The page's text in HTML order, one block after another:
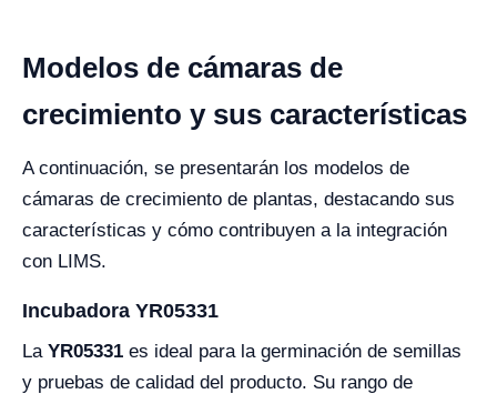
Modelos de cámaras de
crecimiento y sus características
A continuación, se presentarán los modelos de
cámaras de crecimiento de plantas, destacando sus
características y cómo contribuyen a la integración
con LIMS.
Incubadora YR05331
La YR05331 es ideal para la germinación de semillas
y pruebas de calidad del producto. Su rango de